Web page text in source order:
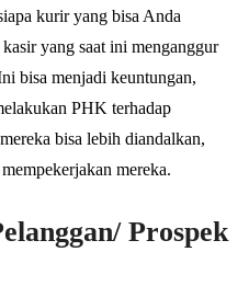
kurir yang bisa Anda
yang saat ini menganggur
bisa menjadi keuntungan,
PHK terhadap
bisa lebih diandalkan,
mereka.
Prospek